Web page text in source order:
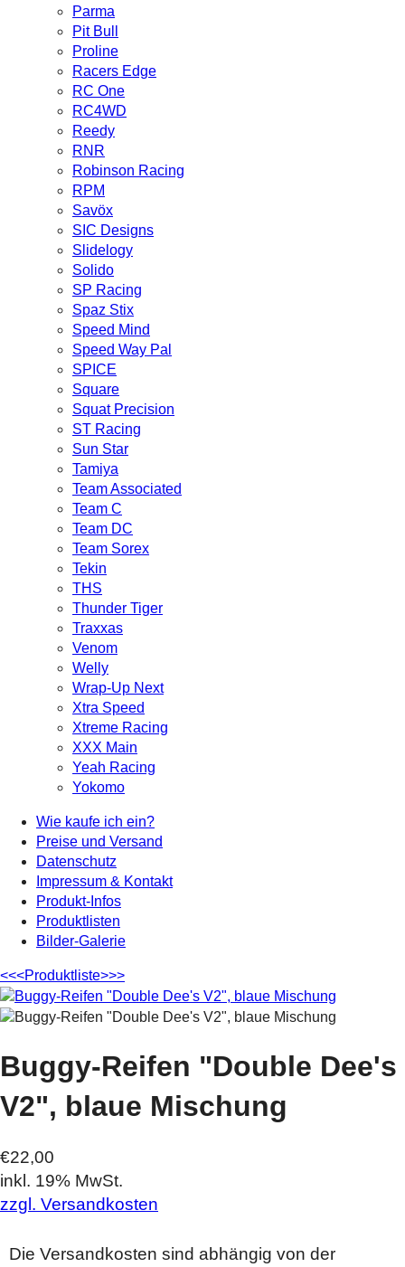
Parma
Pit Bull
Proline
Racers Edge
RC One
RC4WD
Reedy
RNR
Robinson Racing
RPM
Savöx
SIC Designs
Slidelogy
Solido
SP Racing
Spaz Stix
Speed Mind
Speed Way Pal
SPICE
Square
Squat Precision
ST Racing
Sun Star
Tamiya
Team Associated
Team C
Team DC
Team Sorex
Tekin
THS
Thunder Tiger
Traxxas
Venom
Welly
Wrap-Up Next
Xtra Speed
Xtreme Racing
XXX Main
Yeah Racing
Yokomo
Wie kaufe ich ein?
Preise und Versand
Datenschutz
Impressum & Kontakt
Produkt-Infos
Produktlisten
Bilder-Galerie
<<<Produktliste>>>
Buggy-Reifen "Double Dee's
V2", blaue Mischung
€22,00
inkl. 19% MwSt.
zzgl. Versandkosten
Die Versandkosten sind abhängig von der